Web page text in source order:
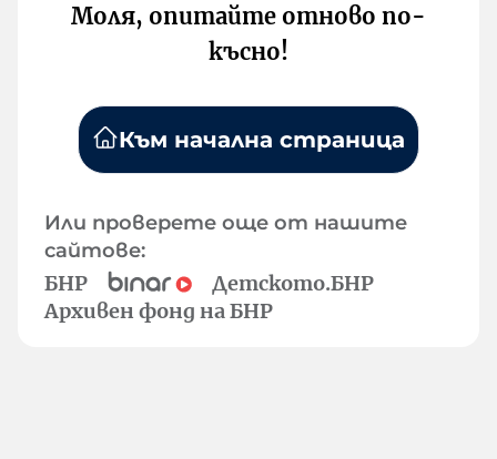
Моля, опитайте отново по-
късно!
Към начална страница
Или проверете още от нашите
сайтове:
БНР
Детското.БНР
Архивен фонд на БНР